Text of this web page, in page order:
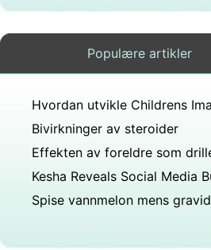
Populære artikler
Bivirkninger av steroider
Spise vannmelon mens gravid